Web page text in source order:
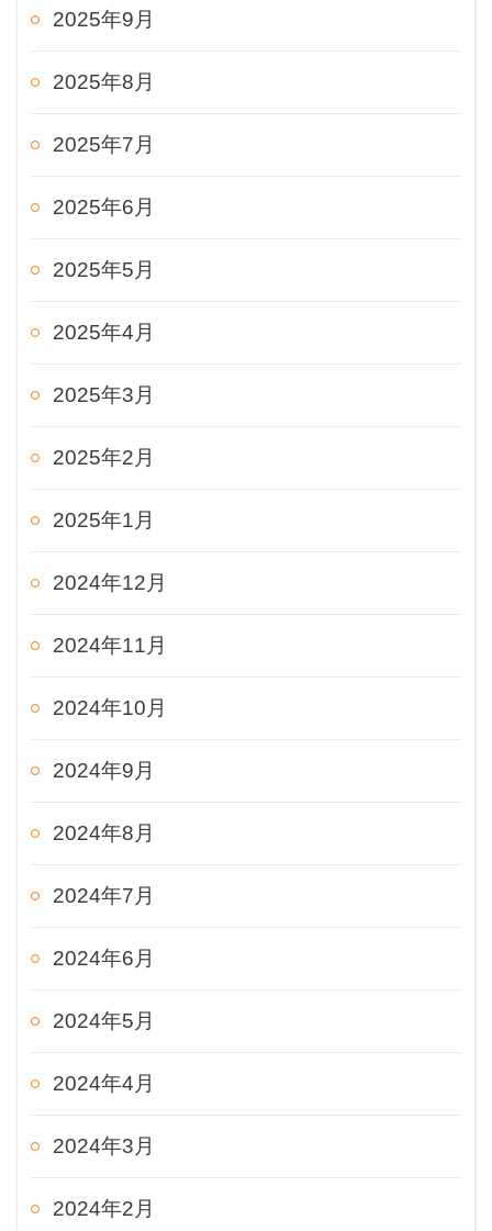
2025年9月
2025年8月
2025年7月
2025年6月
2025年5月
2025年4月
2025年3月
2025年2月
2025年1月
2024年12月
2024年11月
2024年10月
2024年9月
2024年8月
2024年7月
2024年6月
2024年5月
2024年4月
2024年3月
2024年2月